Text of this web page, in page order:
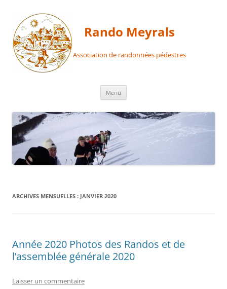
contenu
Rando Meyrals
Association de randonnées pédestres
Menu
ARCHIVES MENSUELLES : JANVIER 2020
Année 2020 Photos des Randos et de
l’assemblée générale 2020
Laisser un commentaire